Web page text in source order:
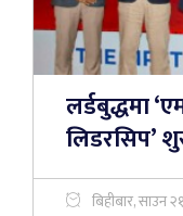
लर्डबुद्धमा
लिडरसिप’
बिहीबार, साउन